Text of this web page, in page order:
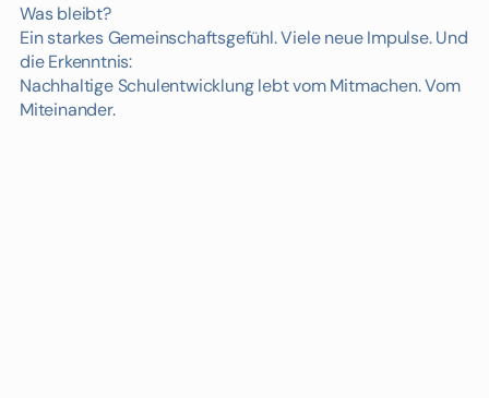
Was bleibt?
Ein starkes Gemeinschaftsgefühl. Viele neue Impulse. Und
die Erkenntnis:
Nachhaltige Schulentwicklung lebt vom Mitmachen. Vom
Miteinander.